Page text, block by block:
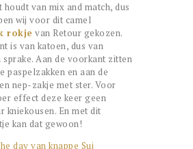
van mix and match, dus
wij voor dit camel
rokje van Retour gekozen.
is van katoen, dus van
sprake. Aan de voorkant zitten
paspelzakken en aan de
nep-zakje met ster. Voor
effect deze keer geen
kniekousen. En met dit
kan dat gewoon!